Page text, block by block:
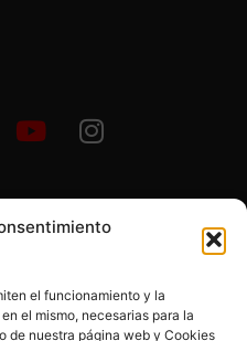
el funcionamiento y la
el mismo, necesarias para la
de nuestra página web y Cookies